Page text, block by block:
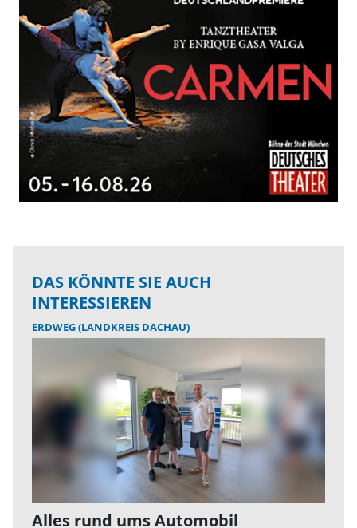
DAS KÖNNTE SIE AUCH
INTERESSIEREN
ERDWEG (LANDKREIS DACHAU)
Alles rund ums Automobil